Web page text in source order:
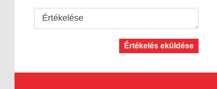
Értékelése
Értékelés eküldése